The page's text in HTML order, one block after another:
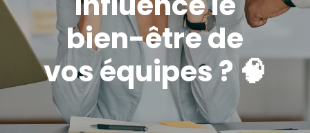
bien-être de
vos équipes ? 🧠